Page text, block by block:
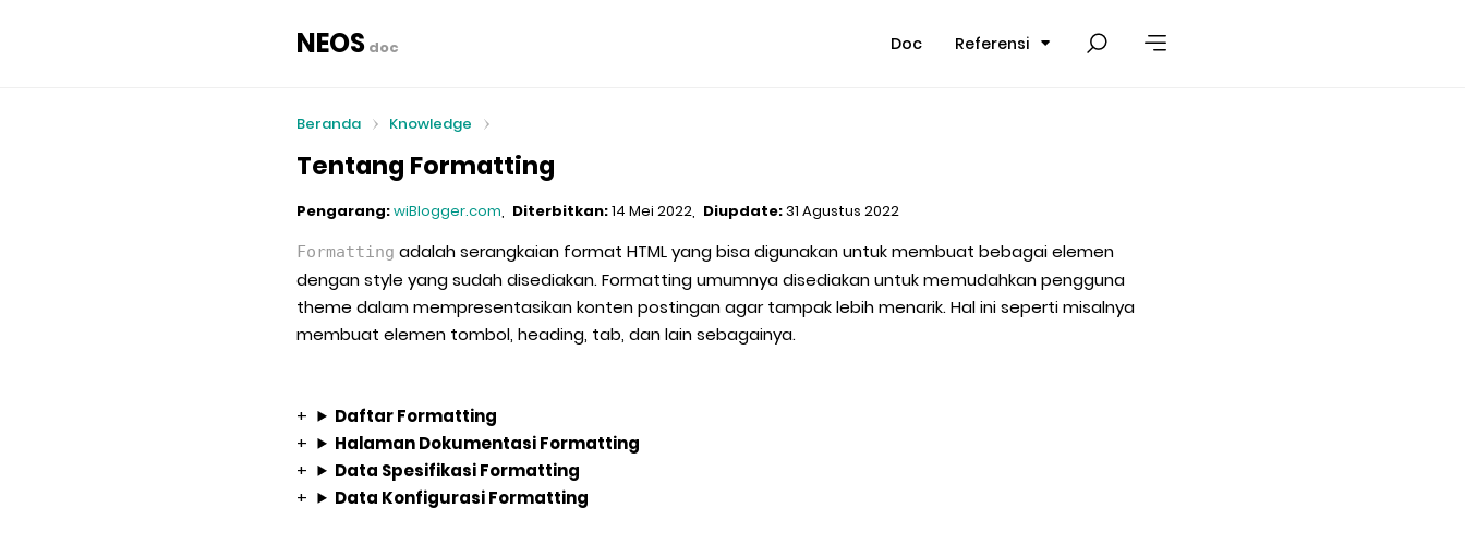
NEOS doc Doc Referensi
Beranda Knowledge
Tentang Formatting
Pengarang:wiBlogger.com Diterbitkan:14 Mei 2022 Diupdate:31 Agustus 2022
Formatting adalah serangkaian format HTML yang bisa digunakan untuk membuat bebagai elemen
dengan style yang sudah disediakan. Formatting umumnya disediakan untuk memudahkan pengguna
theme dalam mempresentasikan konten postingan agar tampak lebih menarik. Hal ini seperti misalnya
membuat elemen tombol, heading, tab, dan lain sebagainya.
Daftar Formatting
Halaman Dokumentasi Formatting
Data Spesifikasi Formatting
Data Konfigurasi Formatting